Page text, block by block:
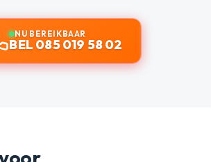
NU BEREIKBAAR
BEL 085 019 58 02